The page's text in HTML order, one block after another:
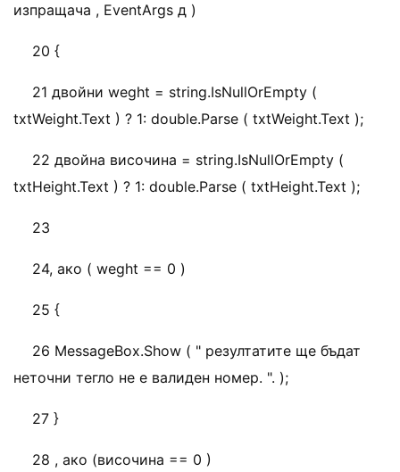
изпращача , EventArgs д )
20 {
21 двойни weght = string.IsNullOrEmpty (
txtWeight.Text ) ? 1: double.Parse ( txtWeight.Text );
22 двойна височина = string.IsNullOrEmpty (
txtHeight.Text ) ? 1: double.Parse ( txtHeight.Text );
23
24, ако ( weght == 0 )
25 {
26 MessageBox.Show ( " резултатите ще бъдат
неточни тегло не е валиден номер. ". );
27 }
28 , ако (височина == 0 )